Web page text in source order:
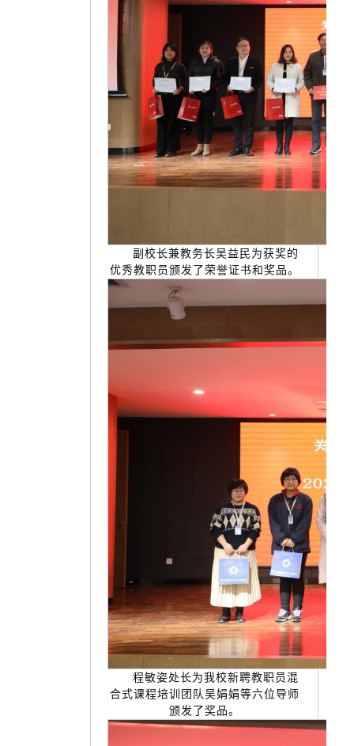
副校长兼教务长吴益民为获奖的
优秀教职员颁发了荣誉证书和奖品。
程敏姿处长为我校新聘教职员混
合式课程培训团队吴娟娟等六位导师
颁发了奖品。